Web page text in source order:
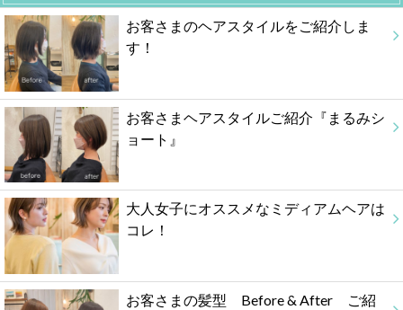
お客さまのヘアスタイルをご紹介しま
す！
お客さまヘアスタイルご紹介『まるみシ
ョート』
大人女子にオススメなミディアムヘアは
コレ！
お客さまの髪型 Before & After ご紹